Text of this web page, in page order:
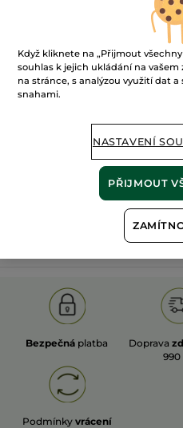
Zobrazit více
OLD PRODUCT LINE
Bezpečná platba Doprava
990
Podmínky vrácení
Když kliknete na „Přijmout
souhlas k jejich ukládání na
na stránce, s analýzou využití dat
snahami.
NASTAVENÍ
PŘIJMOUT